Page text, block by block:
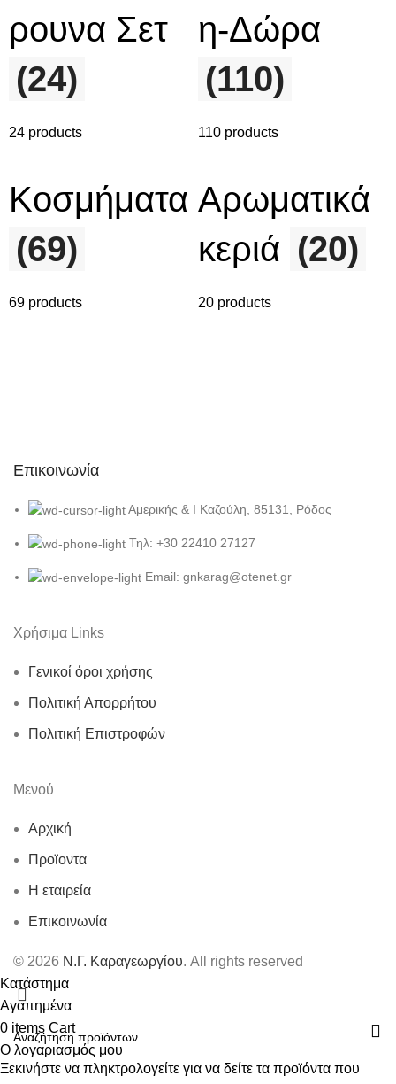
ρουνα Σετ
(24)
24 products
η-Δώρα
(110)
110 products
Κοσμήματα
(69)
69 products
Αρωματικά
κεριά (20)
20 products
Επικοινωνία
Αμερικής & Ι Καζούλη, 85131, Ρόδος
Τηλ: +30 22410 27127
Email: gnkarag@otenet.gr
Χρήσιμα Links
Γενικοί όροι χρήσης
Πολιτική Απορρήτου
Πολιτική Επιστροφών
Μενού
Αρχική
Προϊοντα
Η εταιρεία
Επικοινωνία
© 2026 Ν.Γ. Καραγεωργίου. All rights reserved
Ξεκινήστε να πληκτρολογείτε για να δείτε τα προϊόντα που
Κατάστημα
Αγαπημένα
0 items Cart
Ο λογαριασμός μου